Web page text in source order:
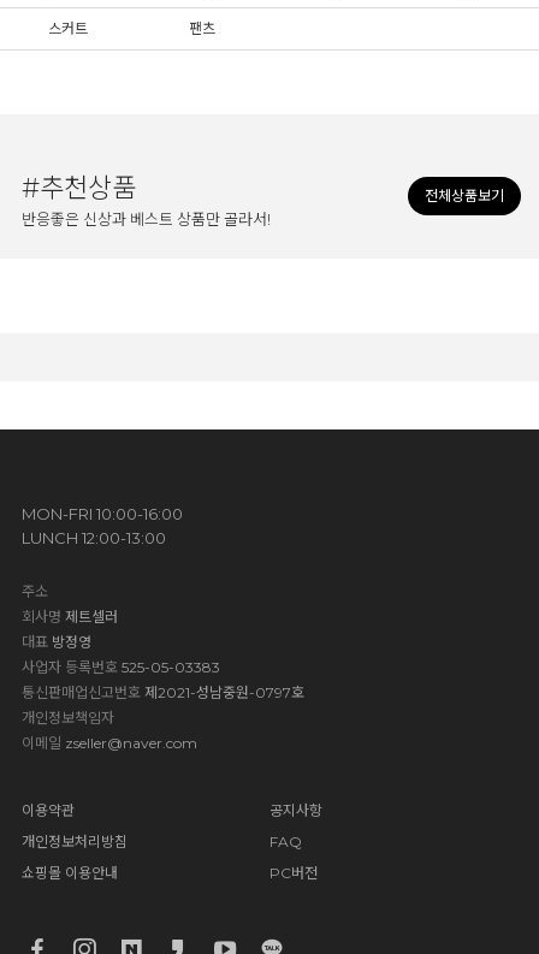
스커트 팬츠
전체상품보기
#추천상품
반응좋은 신상과 베스트 상품만 골라서!
MON-FRI 10:00-16:00
LUNCH 12:00-13:00
주소
회사명 제트셀러
대표방정영
사업자 등록번호 525-05-03383
통신판매업신고번호 제2021-성남중원-0797호
개인정보책임자
이메일 zseller@naver.com
이용약관
개인정보처리방침
쇼핑몰 이용안내
공지사항
FAQ
PC버전